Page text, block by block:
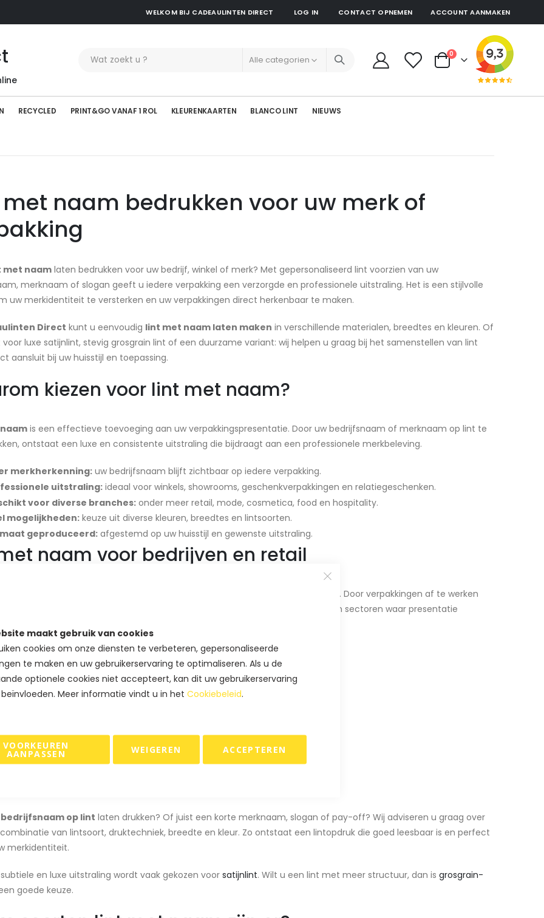
maakt gebruik van cookies
cookies om onze diensten te verbeteren, gepersonaliseerde
te maken en uw gebruikerservaring te optimaliseren. Als u de
optionele cookies niet accepteert, kan dit uw gebruikerservaring
Meer informatie vindt u in het Cookiebeleid.
ACCEPTEREN
VOORKEUREN
AANPASSEN WEIGEREN
WELKOM BIJ CADEAULINTEN DIRECT LOG IN CONTACT OPNEMEN ACCOUNT AANMAKEN
Cart
0producten
RECYCLED PRINT&GO VANAF 1 ROL KLEURENKAARTEN BLANCO LINT NIEUWS
met naam bedrukken voor uw merk of
met naamlaten bedrukken voor uw bedrijf, winkel of merk? Met gepersonaliseerd lint voorzien van uw
merknaam of slogan geeft u iedere verpakking een verzorgde en professionele uitstraling. Het is een stijlvolle
uw merkidentiteit te versterken en uw verpakkingen direct herkenbaar te maken.
Direct kunt u eenvoudig lint met naam laten maken in verschillende materialen, breedtes en kleuren. Of
voor luxe satijnlint, stevig grosgrain lint of een duurzame variant: wij helpen u graag bij het samenstellen van lint
aansluit bij uw huisstijl en toepassing.
kiezen voor lint met naam?
is een effectieve toevoeging aan uw verpakkingspresentatie. Door uw bedrijfsnaam of merknaam op lint te
ontstaat een luxe en consistente uitstraling die bijdraagt aan een professionele merkbeleving.
merkherkenning:uw bedrijfsnaam blijft zichtbaar op iedere verpakking.
uitstraling:ideaal voor winkels, showrooms, geschenkverpakkingen en relatiegeschenken.
voor diverse branches: onder meer retail, mode, cosmetica, food en hospitality.
mogelijkheden: keuze uit diverse kleuren, breedtes en lintsoorten.
geproduceerd: afgestemd op uw huisstijl en gewenste uitstraling.
naam voor bedrijven en retail
kiezen steeds vaker voor
als onderdeel van hun merkverpakking. Door verpakkingen af te werken
lint ontstaat een luxere presentatie en een sterkere merkuitstraling. Vooral in sectoren waar presentatie
naam bedrukkenis onder meer geschikt voor:
en cadeauverpakkingen
en concept stores
beurzen en productpresentaties
en luxe draagtassen
bedrijfsnaam op lint laten drukken? Of juist een korte merknaam, slogan of pay-off? Wij adviseren u graag over
van lintsoort, druktechniek, breedte en kleur. Zo ontstaat een lintopdruk die goed leesbaar is en perfect
merkidentiteit.
en luxe uitstraling wordt vaak gekozen voor satijnlint. Wilt u een lint met meer structuur, dan is grosgrain-
goede keuze.